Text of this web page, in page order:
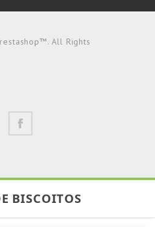
All Rights
BISCOITOS